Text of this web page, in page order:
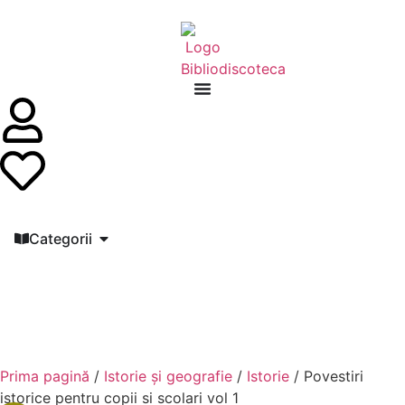
Categorii
Prima pagină / Istorie și geografie / Istorie / Povestiri
istorice pentru copii si scolari vol 1